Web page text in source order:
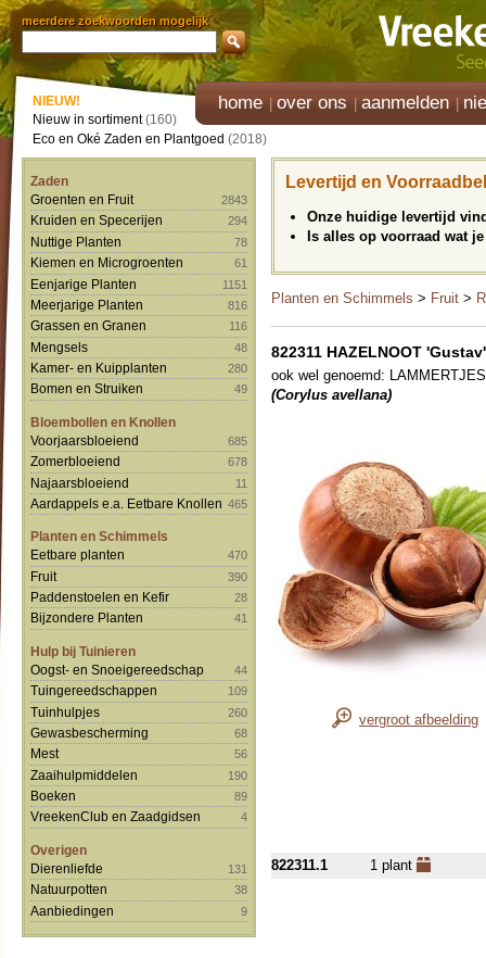
meerdere zoekwoorden mogelijk
home over ons aanmelden
NIEUW!
Nieuw in sortiment(160)
Eco en Oké Zaden en Plantgoed (2018)
Zaden
Groenten en Fruit
2843
Kruiden en Specerijen 294
Nuttige Planten 78
Kiemen en Microgroenten 61
Eenjarige Planten 1151
Meerjarige Planten 816
Grassen en Granen 116
Mengsels 48
Kamer- en Kuipplanten 280
Bomen en Struiken 49
Bloembollen en Knollen
Voorjaarsbloeiend
685
Zomerbloeiend 678
Najaarsbloeiend 11
Aardappels e.a. Eetbare Knollen 465
Planten en Schimmels
Eetbare planten
470
Fruit 390
Paddenstoelen en Kefir 28
Bijzondere Planten 41
Hulp bij Tuinieren
Oogst- en Snoeigereedschap
44
Tuingereedschappen 109
Tuinhulpjes 260
Gewasbescherming 68
Mest 56
Zaaihulpmiddelen 190
Boeken 89
VreekenClub en Zaadgidsen 4
Overigen
Dierenliefde
131
Natuurpotten 38
Aanbiedingen 9
Levertijd en
Onze huidige levertijd
Is alles op voorraad wat
Planten en Schimmels > Fruit >
822311 HAZELNOOT
ook wel genoemd:
(Corylus avellana)
vergroot afbeelding
822311.1 1 plant